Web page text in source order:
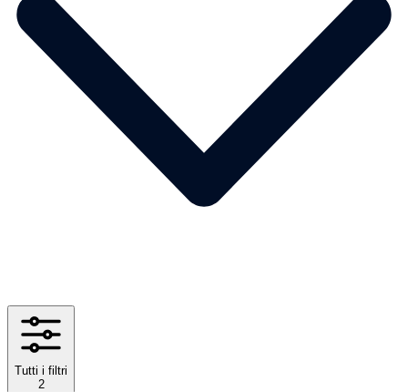
Tutti i filtri
2